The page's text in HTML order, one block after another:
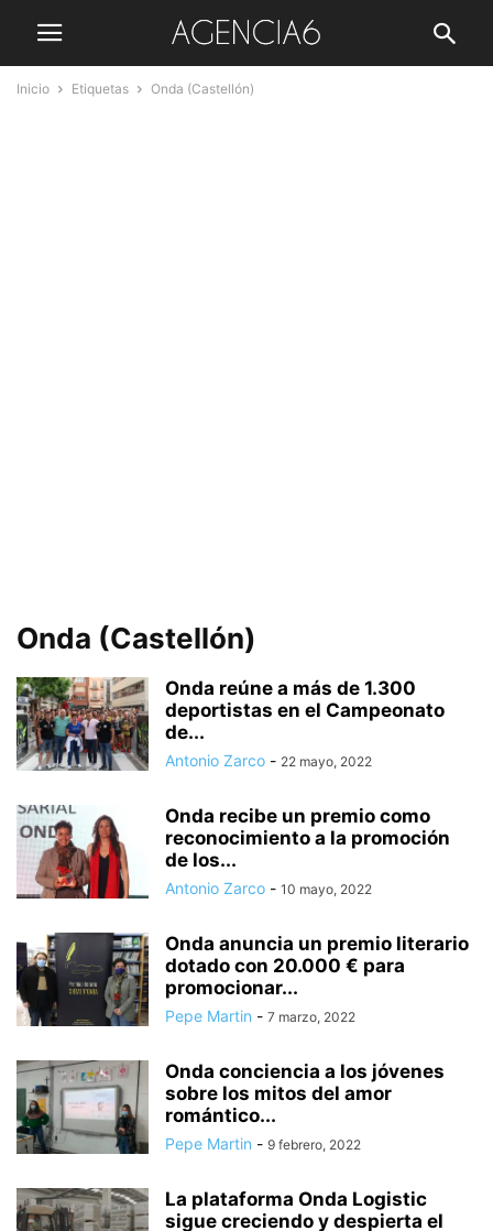
Inicio Etiquetas Onda (Castellón)
Onda (Castellón)
Onda reúne a más de 1.300
deportistas en el Campeonato
de...
Antonio Zarco - 22 mayo, 2022
Onda recibe un premio como
reconocimiento a la promoción
de los...
Antonio Zarco - 10 mayo, 2022
Onda anuncia un premio literario
dotado con 20.000 € para
promocionar...
Pepe Martin - 7 marzo, 2022
Onda conciencia a los jóvenes
sobre los mitos del amor
romántico...
Pepe Martin - 9 febrero, 2022
La plataforma Onda Logistic
sigue creciendo y despierta el